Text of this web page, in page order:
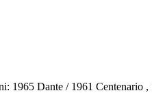
1965 Dante / 1961 Centenario